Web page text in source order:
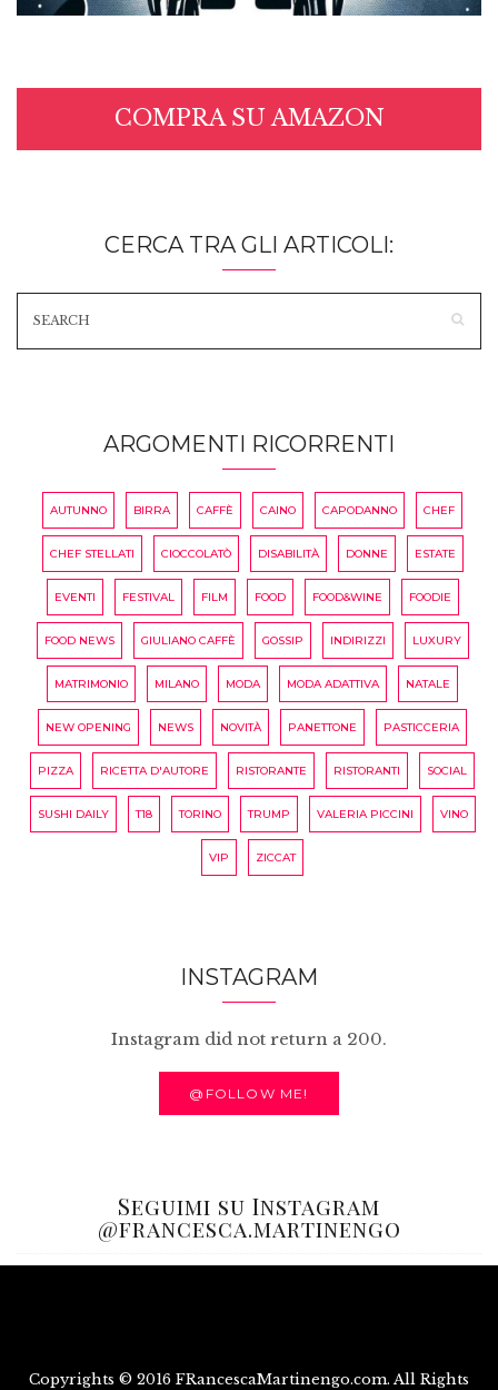
COMPRA SU AMAZON
CERCA TRA GLI ARTICOLI:
ARGOMENTI RICORRENTI
AUTUNNO BIRRA CAFFÈ CAINO CAPODANNO CHEF
CHEF STELLATI CIOCCOLATÒ DISABILITÀ DONNE ESTATE
EVENTI FESTIVAL FILM FOOD FOOD&WINE FOODIE
FOOD NEWS GIULIANO CAFFÈ GOSSIP INDIRIZZI LUXURY
MATRIMONIO MILANO MODA MODA ADATTIVA NATALE
NEW OPENING NEWS NOVITÀ PANETTONE PASTICCERIA
PIZZA RICETTA D'AUTORE RISTORANTE RISTORANTI SOCIAL
SUSHI DAILY T18 TORINO TRUMP VALERIA PICCINI VINO
VIP ZICCAT
INSTAGRAM
Instagram did not return a 200.
@FOLLOW ME!
Seguimi su Instagram
@francesca.martinengo
Copyrights © 2016 FRancescaMartinengo.com. All Rights